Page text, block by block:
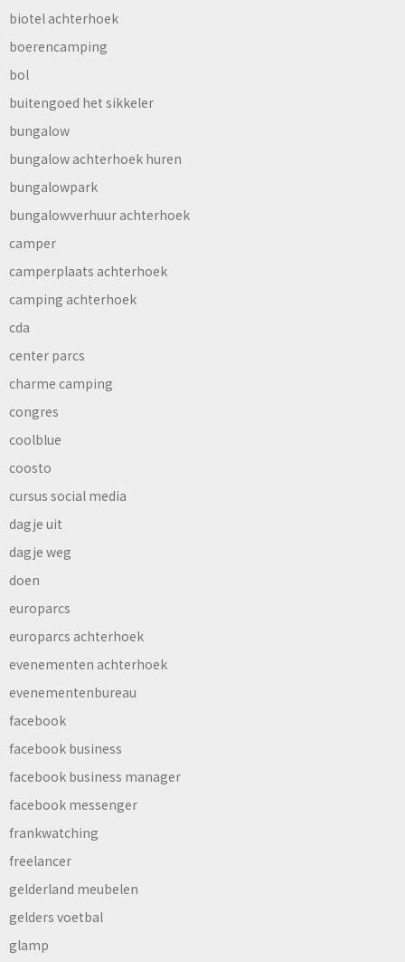
biotel achterhoek
boerencamping
bol
buitengoed het sikkeler
bungalow
bungalow achterhoek huren
bungalowpark
bungalowverhuur achterhoek
camper
camperplaats achterhoek
camping achterhoek
cda
center parcs
charme camping
congres
coolblue
coosto
cursus social media
dagje uit
dagje weg
doen
europarcs
europarcs achterhoek
evenementen achterhoek
evenementenbureau
facebook
facebook business
facebook business manager
facebook messenger
frankwatching
freelancer
gelderland meubelen
gelders voetbal
glamp